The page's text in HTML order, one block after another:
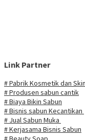
Link Partner
# Pabrik Kosmetik dan
# Produsen sabun cantik
# Biaya Bikin Sabun
# Bisnis sabun Kecantikan
# Jual Sabun Muka
# Kerjasama Bisnis Sabun